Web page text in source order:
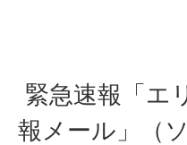
緊急速報「エ
報メール」（